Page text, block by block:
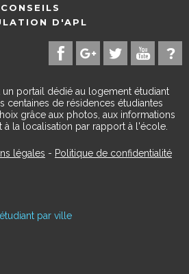
CONSEILS
D'APL
un portail dédié au logement étudiant
centaines de résidences étudiantes
grâce aux photos, aux informations
la localisation par rapport à l'école.
légales - Politique de confidentialité
par ville